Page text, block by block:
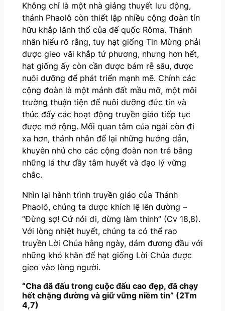
Không chỉ là một nhà giảng thuyết lưu động,
thánh Phaolô còn thiết lập nhiều cộng đoàn tín
hữu khắp lãnh thổ của đế quốc Rôma. Thánh
nhân hiểu rõ rằng, tuy hạt giống Tin Mừng phải
được gieo vãi khắp tứ phương, nhưng hơn hết,
hạt giống ấy còn cần được bám rễ sâu, được
nuôi dưỡng để phát triển mạnh mẽ. Chính các
cộng đoàn là một mảnh đất mầu mỡ, một môi
trường thuận tiện để nuôi dưỡng đức tin và
thúc đẩy các hoạt động truyền giáo tiếp tục
được mở rộng. Mối quan tâm của ngài còn đi
xa hơn, thánh nhân để lại những hướng dẫn,
khuyên nhủ cho các cộng đoàn non trẻ bằng
những lá thư đầy tâm huyết và đạo lý vững
chắc.
Nhìn lại hành trình truyền giáo của Thánh
Phaolô, chúng ta được khích lệ lên đường –
“Đừng sợ! Cứ nói đi, đừng làm thinh” (Cv 18,8).
Với lòng nhiệt huyết, chúng ta có thể rao
truyền Lời Chúa hằng ngày, dám đương đầu với
những khó khăn để hạt giống Lời Chúa được
gieo vào lòng người.
“Cha đã đấu trong cuộc đấu cao đẹp, đã chạy
hết chặng đường và giữ vững niềm tin” (2Tm
4,7)